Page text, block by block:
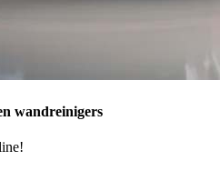
wandreinigers